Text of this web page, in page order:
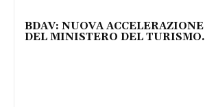
BDAV: NUOVA ACCELERAZIONE
DEL MINISTERO DEL TURISMO.